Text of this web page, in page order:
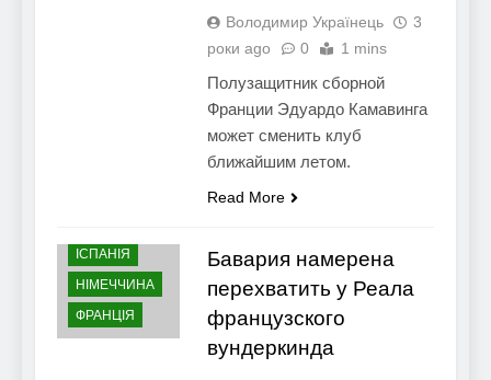
Володимир Українець
3
роки ago
0 1 mins
Полузащитник сборной
Франции Эдуардо Камавинга
может сменить клуб
ближайшим летом.
Read More
ІСПАНІЯ
НІМЕЧЧИНА
ФРАНЦІЯ
Бавария намерена
перехватить у Реала
французского
вундеркинда